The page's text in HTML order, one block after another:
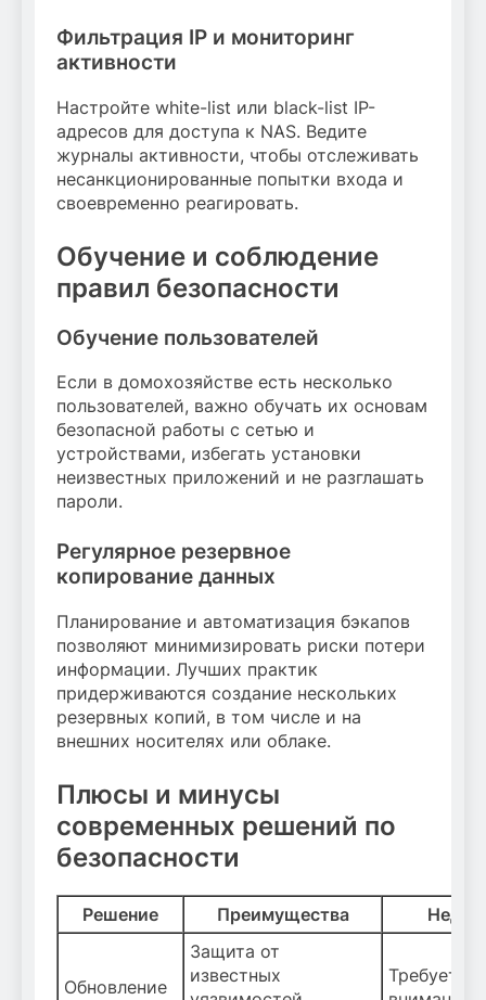
Фильтрация IP и мониторинг
активности
Настройте white-list или black-list IP-
адресов для доступа к NAS. Ведите
журналы активности, чтобы отслеживать
несанкционированные попытки входа и
своевременно реагировать.
Обучение и соблюдение
правил безопасности
Обучение пользователей
Если в домохозяйстве есть несколько
пользователей, важно обучать их основам
безопасной работы с сетью и
устройствами, избегать установки
неизвестных приложений и не разглашать
пароли.
Регулярное резервное
копирование данных
Планирование и автоматизация бэкапов
позволяют минимизировать риски потери
информации. Лучших практик
придерживаются создание нескольких
резервных копий, в том числе и на
внешних носителях или облаке.
Плюсы и минусы
современных решений по
безопасности
Решение Преимущества
Обновление
Защита от
известных
Требует